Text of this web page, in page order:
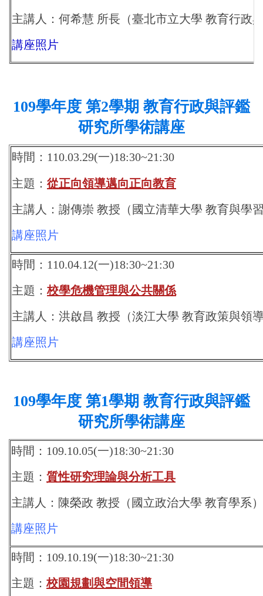
主講人：何希慧 所長（臺北市立大學 教育行政
講座照片
109學年度 第2學期 教育行政與評鑑
研究所學術講座
時間：110.03.29(一)18:30~21:30
主題： 從正向領導邁向正向教育
主講人：謝傳崇 教授（國立清華大學 教育與學
講座照片
時間：110.04.12(一)18:30~21:30
主題：校學危機管理與公共關係
主講人：洪啟昌 教授（淡江大學 教育政策與領
講座照片
109學年度 第1學期 教育行政與評鑑
研究所學術講座
時間：109.10.05(一)18:30~21:30
主題： 質性研究理論與分析工具
主講人：陳榮政 教授（國立政治大學 教育學系）
講座照片
時間：109.10.19(一)18:30~21:30
主題：校園規劃與空間領導